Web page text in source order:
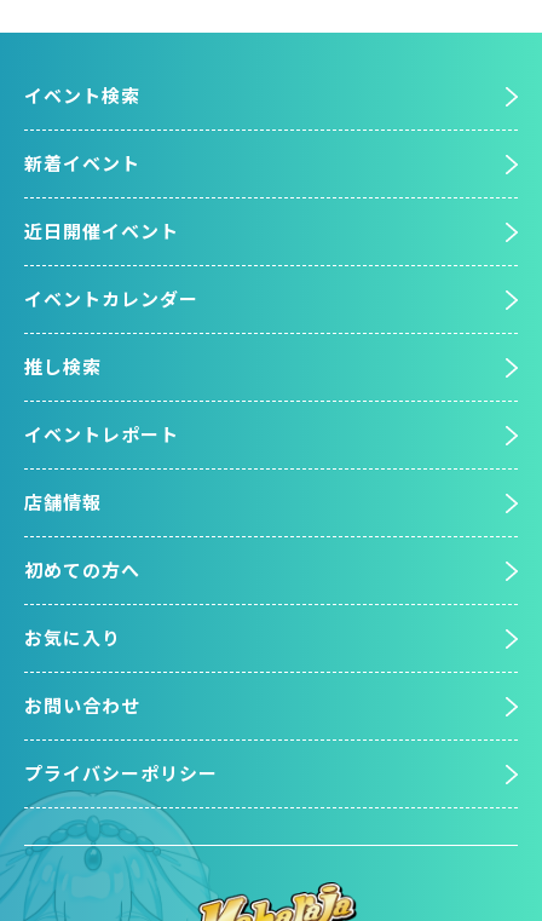
イベント検索
新着イベント
近日開催イベント
イベントカレンダー
推し検索
イベントレポート
店舗情報
初めての方へ
お気に入り
お問い合わせ
プライバシーポリシー